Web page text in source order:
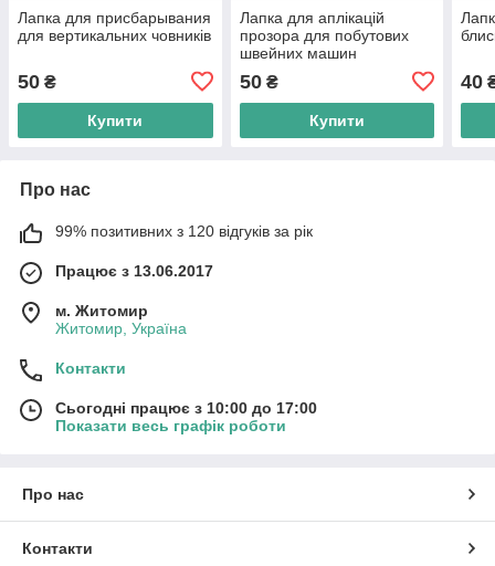
Лапка для присбарывания
для вертикальних човників
50 ₴
Купити
Лапка для аплікацій
прозора для побутових
швейних машин
50₴
Купити
40
Про нас
99% позитивних з 120 відгуків за рік
Працює з 13.06.2017
м. Житомир
Житомир, Україна
Контакти
Сьогодні працює з 10:00 до 17:00
Показати весь графік роботи
Про нас
Контакти